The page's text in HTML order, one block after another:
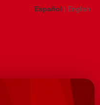
Español | English